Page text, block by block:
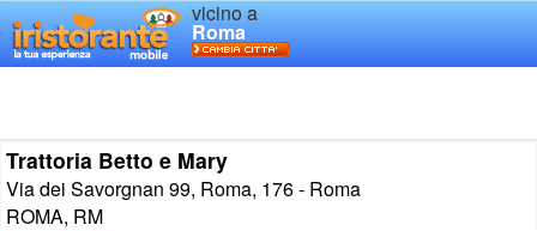
vicino a
Roma
Trattoria Betto e Mary
Via dei Savorgnan 99, Roma, 176 - Roma
ROMA, RM